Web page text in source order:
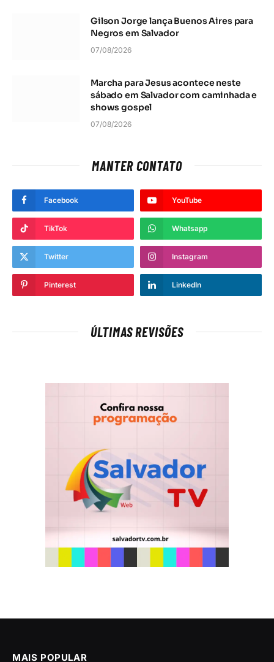
Gilson Jorge lança Buenos Aires para
Negros em Salvador
07/08/2026
Marcha para Jesus acontece neste
sábado em Salvador com caminhada e
shows gospel
07/08/2026
MANTER CONTATO
Facebook YouTube
TikTok Whatsapp
Twitter Instagram
Pinterest LinkedIn
ÚLTIMAS REVISÕES
MAIS POPULAR